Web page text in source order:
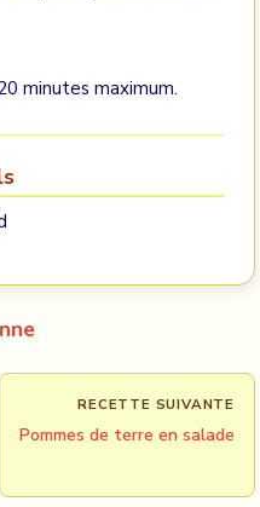
minutes maximum.
RECETTE SUIVANTE
Pommes de terre en salade